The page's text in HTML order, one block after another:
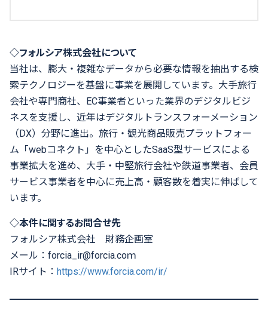
◇フォルシア株式会社について
当社は、膨大・複雑なデータから必要な情報を抽出する検
索テクノロジーを基盤に事業を展開しています。大手旅行
会社や専門商社、 EC事業者といった業界のデジタルビジ
ネスを支援し、近年はデジタルトランスフォーメーション
（DX）分野に進出。旅行・観光商品販売プラットフォー
ム「webコネクト」を中心としたSaaS型サービスによる
事業拡大を進め、大手・中堅旅行会社や鉄道事業者、会員
サービス事業者を中心に売上高・顧客数を着実に伸ばして
います。
◇本件に関するお問合せ先
フォルシア株式会社 財務企画室
メール： forcia_ir@forcia.coｍ
IRサイト： https://www.forcia.com/ir/